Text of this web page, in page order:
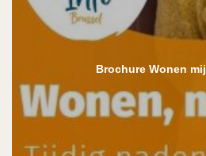
Brochure Wonen